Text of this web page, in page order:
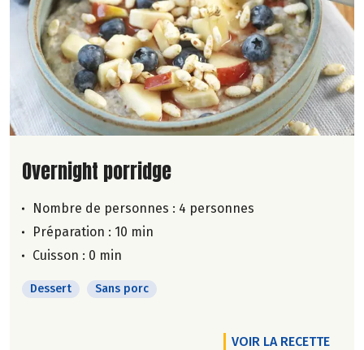
Lire la suite de la recette
Overnight porridge
Nombre de personnes : 4 personnes
Préparation : 10 min
Cuisson : 0 min
Dessert Sans porc
VOIR LA RECETTE